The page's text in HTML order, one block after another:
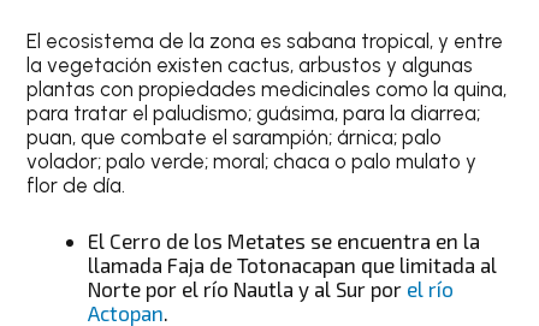
El ecosistema de la zona es sabana tropical, y entre
la vegetación existen cactus, arbustos y algunas
plantas con propiedades medicinales como la quina,
para tratar el paludismo; guásima, para la diarrea;
puan, que combate el sarampión; árnica; palo
volador; palo verde; moral; chaca o palo mulato y
flor de día.
El Cerro de los Metates se encuentra en la
llamada Faja de Totonacapan que limitada al
Norte por el río Nautla y al Sur por el río
Actopan